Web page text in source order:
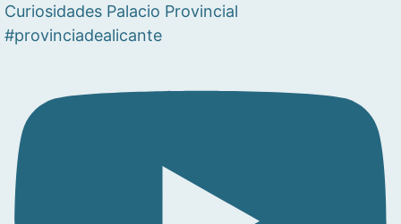
Curiosidades Palacio Provincial
#provinciadealicante